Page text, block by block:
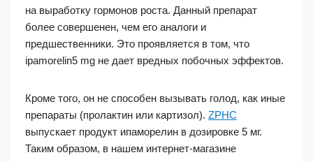
на выработку гормонов роста. Данный препарат
более совершенен, чем его аналоги и
предшественники. Это проявляется в том, что
ipamorelin5 mg не дает вредных побочных эффектов.
Кроме того, он не способен вызывать голод, как иные
препараты (пролактин или картизол). ZPHC
выпускает продукт ипаморелин в дозировке 5 мг.
Таким образом, в нашем интернет-магазине